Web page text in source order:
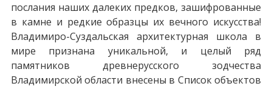
послания наших далеких предков, зашифрованные
в камне и редкие образцы их вечного искусства!
Владимиро-Суздальская архитектурная школа в
мире признана уникальной, и целый ряд
памятников древнерусского зодчества
Владимирской области внесены в Список объектов